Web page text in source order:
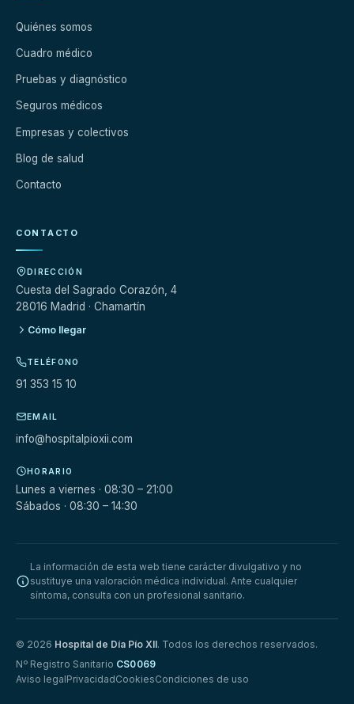
Quiénes somos
Cuadro médico
Pruebas y diagnóstico
Seguros médicos
Empresas y colectivos
Blog de salud
Contacto
CONTACTO
DIRECCIÓN
Cuesta del Sagrado Corazón, 4
28016 Madrid · Chamartín
Cómo llegar
TELÉFONO
91 353 15 10
EMAIL
info@hospitalpioxii.com
HORARIO
Lunes a viernes · 08:30 – 21:00
Sábados · 08:30 – 14:30
La información de esta web tiene carácter divulgativo y no
sustituye una valoración médica individual. Ante cualquier
síntoma, consulta con un profesional sanitario.
© 2026 Hospital de Día Pío XII. Todos los derechos reservados.
Nº Registro Sanitario CS0069
Aviso legalPrivacidadCookiesCondiciones de uso